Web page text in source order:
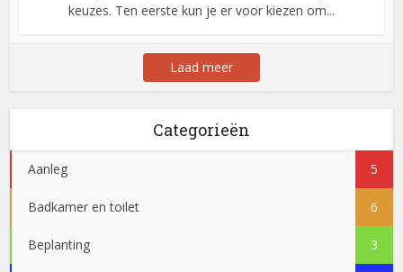
keuzes. Ten eerste kun je er voor kiezen om...
Laad meer
Categorieën
Aanleg 5
Badkamer en toilet 6
Beplanting 3